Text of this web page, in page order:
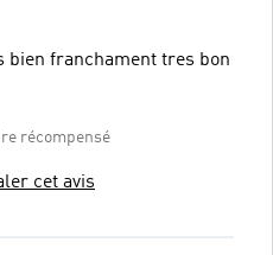
bien franchament tres bon
récompensé
cet avis